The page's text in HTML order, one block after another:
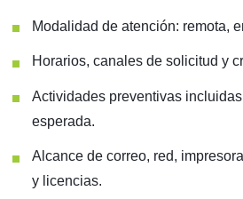
Modalidad de atención: remota,
Horarios, canales de solicitud y
Actividades preventivas
esperada.
Alcance de correo, red,
y licencias.